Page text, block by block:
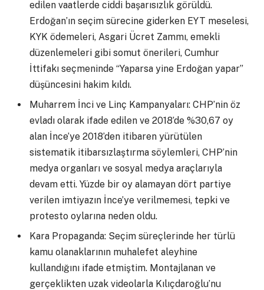
edilen vaatlerde ciddi başarısızlık görüldü.
Erdoğan’ın seçim sürecine giderken EYT meselesi,
KYK ödemeleri, Asgari Ücret Zammı, emekli
düzenlemeleri gibi somut önerileri, Cumhur
İttifakı seçmeninde “Yaparsa yine Erdoğan yapar”
düşüncesini hakim kıldı.
Muharrem İnci ve Linç Kampanyaları: CHP’nin öz
evladı olarak ifade edilen ve 2018’de %30,67 oy
alan İnce’ye 2018’den itibaren yürütülen
sistematik itibarsızlaştırma söylemleri, CHP’nin
medya organları ve sosyal medya araçlarıyla
devam etti. Yüzde bir oy alamayan dört partiye
verilen imtiyazın İnce’ye verilmemesi, tepki ve
protesto oylarına neden oldu.
Kara Propaganda: Seçim süreçlerinde her türlü
kamu olanaklarının muhalefet aleyhine
kullandığını ifade etmiştim. Montajlanan ve
gerçeklikten uzak videolarla Kılıçdaroğlu’nu